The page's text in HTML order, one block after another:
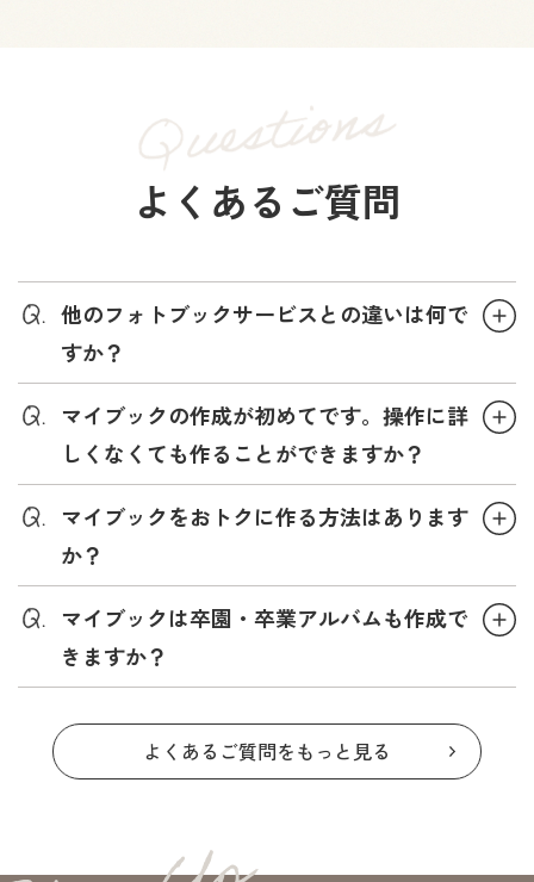
よくあるご質問
他のフォトブックサービスとの違いは何で
すか？
マイブックの作成が初めてです。操作に詳
しくなくても作ることができますか？
マイブックをおトクに作る方法はあります
か？
マイブックは卒園・卒業アルバムも作成で
きますか？
よくあるご質問をもっと見る